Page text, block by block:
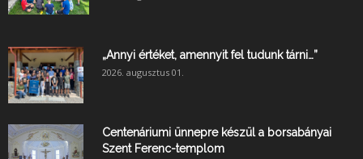
„Annyi értéket, amennyit fel tudunk tárni…”
2026. augusztus 01.
Centenáriumi ünnepre készül a borsabányai
Szent Ferenc-templom